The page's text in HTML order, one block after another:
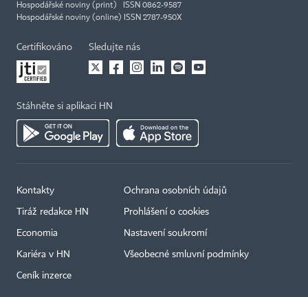
Hospodářské noviny (print) ISSN 0862-9587
Hospodářské noviny (online) ISSN 2787-950X
Certifikováno Sledujte nás
Stáhněte si aplikaci HN
Kontakty
Tiráž redakce HN
Economia
Kariéra v HN
Ceník inzerce
Ochrana osobních údajů
Prohlášení o cookies
Nastavení soukromí
Všeobecné smluvní podmínky